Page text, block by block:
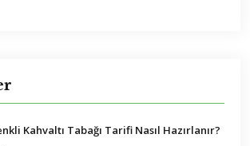
Kahvaltı Tabağı Tarifi Nasıl Hazırlanır?